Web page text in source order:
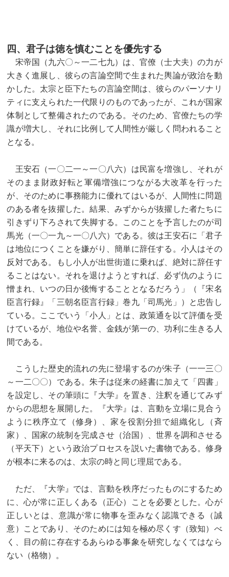
四、君子は徳を慎むことを優先する
宋帝国（九六〇～一二七九）は、官僚（士大夫）の力が
大きく進展し、彼らの言論空間で生まれた輿論が政治を動
かした。太宗と臣下たちの言論空間は、彼らのパーソナリ
ティに支えられた一代限りのものであったが、これが国家
体制として整備されたのである。そのため、官僚たちの学
識が増大し、それに比例して人間性が厳しく問われること
となる。
王安石（一〇二一～一〇八六）は民富を増強し、それが
そのまま財政好転と軍備増強につながる大改革を行った
が、そのために事務能力に優れてはいるが、人間性に問題
のある者を抜擢した。結果、みずからが抜擢した者たちに
引きずり下ろされて失脚する。このことを予言したのが司
馬光（一〇一九～一〇八六）である。彼は王安石に「君子
は地位につくことを嫌がり、簡単に辞任する。小人はその
反対である。もし小人が出世街道に乗れば、絶対に辞任す
ることはない。それを退けようとすれば、必ず仇のように
憎まれ、いつの日か後悔することとなるだろう」（『宋名
臣言行録』「三朝名臣言行録」巻九「司馬光」）と忠告し
ている。ここでいう「小人」とは、政策通を以て評価を受
けているが、地位や名誉、金銭が第一の、功利に生きる人
間である。
こうした歴史的流れの先に登場するのが朱子（一一三〇
～一二〇〇）である。朱子は従来の経書に加えて「四書」
を設定し、その筆頭に『大学』を置き、注釈を通じてみず
からの思想を展開した。『大学』は、言動を立場に見合う
ように秩序立て（修身）、家を役割分担で組織化し（斉
家）、国家の統制を完成させ（治国）、世界を調和させる
（平天下）という政治プロセスを説いた書物である。修身
が根本に来るのは、太宗の時と同じ理屈である。
ただ、『大学』では、言動を秩序だったものにするため
に、心が常に正しくある（正心）ことを必要とした。心が
正しいとは、意識が常に物事を歪みなく認識できる（誠
意）ことであり、そのためには知を極め尽くす（致知）べ
く、目の前に存在するあらゆる事象を研究しなくてはなら
ない（格物）。